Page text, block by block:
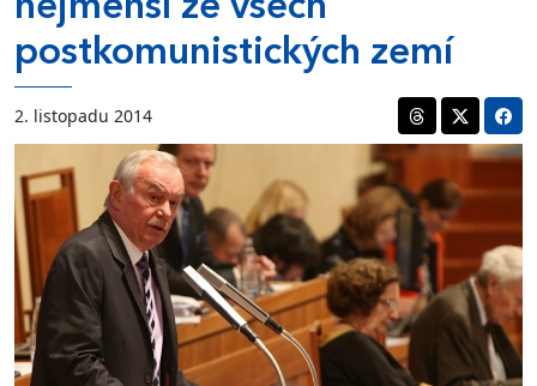
nejmenší ze všech
postkomunistických zemí
2. listopadu 2014